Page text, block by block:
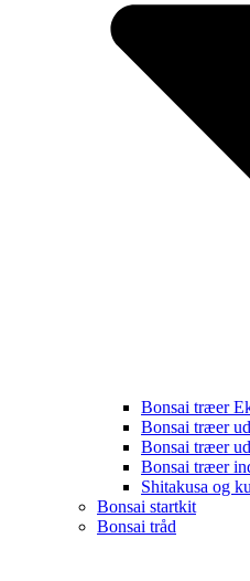
Bonsai træer
Bonsai træer
Bonsai træer
Bonsai træer
Shitakusa og
Bonsai startkit
Bonsai tråd